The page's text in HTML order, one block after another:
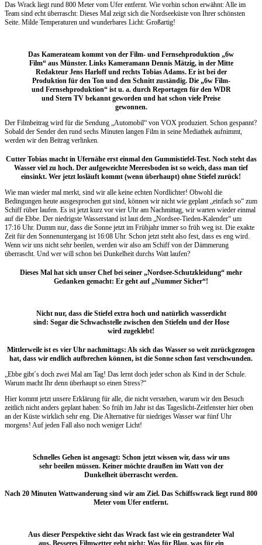
Das Wrack liegt rund 800 Meter vom Ufer entfernt. Wie vorhin schon erwähnt: Alle im
Team sind echt überrascht: Dieses Mal zeigt sich die Nordseeküste von Ihrer schönsten
Seite. Milde Temperaturen und wunderbares Licht: Großartig!
Das Kamerateam kommt von der Film- und Fernsehproduktion „6w
Film“ aus Münster. Links Kameramann Dennis Mätzig, in der Mitte
Redakteur Jens Harloff und rechts Tobias Adams. Er ist bei der
Produktion für den Ton und den Schnitt zuständig. Die „6w Film-
und Fernsehproduktion“ ist u. a. durch Reportagen für den WDR
und Stern TV bekannt geworden und hat schon viele Preise
gewonnen.
Der Filmbeitrag wird für die Sendung „Automobil“ von VOX produziert. Schon gespannt?
Sobald der Sender den rund sechs Minuten langen Film in seine Mediathek aufnimmt,
werden wir den Beitrag verlinken.
Cutter Tobias macht in Ufernähe erst einmal den Gummistiefel-Test. Noch steht das
Wasser viel zu hoch. Der aufgeweichte Meeresboden ist so weich, dass man tief
einsinkt. Wer jetzt losläuft kommt (wenn überhaupt) ohne Stiefel zurück!
Wie man wieder mal merkt, sind wir alle keine echten Nordlichter! Obwohl die
Bedingungen heute ausgesprochen gut sind, können wir nicht wie geplant „einfach so“ zum
Schiff rüber laufen. Es ist jetzt kurz vor vier Uhr am Nachmittag, wir warten wieder einmal
auf die Ebbe. Der niedrigste Wasserstand ist laut dem „Nordsee-Tieden-Kalender“ um
17:16 Uhr. Dumm nur, dass die Sonne jetzt im Frühjahr immer so früh weg ist. Die exakte
Zeit für den Sonnenuntergang ist 16:08 Uhr. Schon jetzt steht also fest, dass es eng wird.
Wenn wir uns nicht sehr beeilen, werden wir also am Schiff von der Dämmerung
überrascht. Und wer will schon bei Dunkelheit durchs Watt laufen?
Dieses Mal hat sich unser Chef bei seiner „Nordsee-Schutzkleidung“ mehr
Gedanken gemacht: Er geht auf „Nummer Sicher“!
Nicht nur, dass die Stiefel extra hoch und natürlich wasserdicht
sind: Sogar die Schwachstelle zwischen den Stiefeln und der Hose
wird zugeklebt!
Mittlerweile ist es vier Uhr nachmittags: Als sich das Wasser so weit zurückgezogen
hat, dass wir endlich aufbrechen können, ist die Sonne schon fast verschwunden.
„Ebbe gibt´s doch zwei Mal am Tag! Das lernt doch jeder schon als Kind in der Schule.
Warum macht Ihr denn überhaupt so einen Stress?“
Hier kommt jetzt unsere Erklärung für alle, die nicht verstehen, warum wir den Besuch
zeitlich nicht anders geplant haben: So früh im Jahr ist das Tageslicht-Zeitfenster hier oben
an der Küste wirklich sehr eng. Die Alternative für niedriges Wasser war fünf Uhr
morgens! Auf jeden Fall also noch weniger Licht!
Schnelles Gehen ist angesagt: Schon jetzt wissen wir, dass wir uns
sehr beeilen müssen. Keiner möchte draußen im Watt von der
Dunkelheit überrascht werden.
Nach 20 Minuten Wattwanderung sind wir am Ziel. Das Schiffswrack liegt rund 800
Meter vom Ufer entfernt.
Aus dieser Perspektive sieht das Wrack fast wie ein gestrandeter Wal